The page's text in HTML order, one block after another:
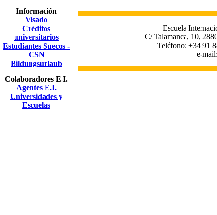
Información
Visado
Créditos
universitarios
Estudiantes Suecos -
CSN
Bildungsurlaub
Colaboradores E.I.
Agentes E.I.
Universidades y
Escuelas
Escuela
C/ Talamanca, 10,
Teléfono: +34 91
e-